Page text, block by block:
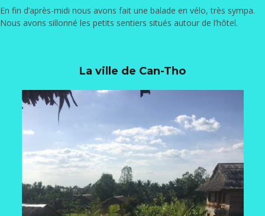
En fin d’après-midi nous avons fait une balade en vélo, très sympa.
Nous avons sillonné les petits sentiers situés autour de l’hôtel.
La ville de Can-Tho